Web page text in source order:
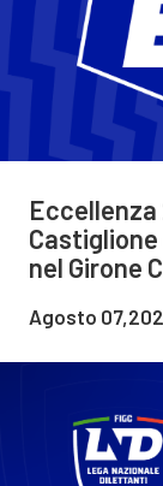
Eccellenza
nel Girone C
Agosto